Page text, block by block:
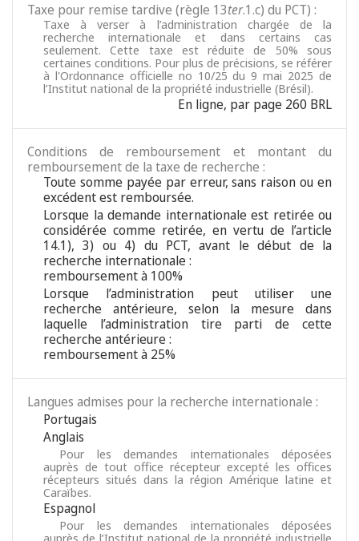
Taxe pour remise tardive (règle 13ter.1.c) du PCT) :
Taxe à verser à l’administration chargée de la
recherche internationale et dans certains cas
seulement. Cette taxe est réduite de 50% sous
certaines conditions. Pour plus de précisions, se référer
à l'Ordonnance officielle no 10/25 du 9 mai 2025 de
l’Institut national de la propriété industrielle (Brésil).
En ligne, par page 260 BRL
Conditions de remboursement et montant du
remboursement de la taxe de recherche :
Toute somme payée par erreur, sans raison ou en
excédent est remboursée.
Lorsque la demande internationale est retirée ou
considérée comme retirée, en vertu de l’article
14.1), 3) ou 4) du PCT, avant le début de la
recherche internationale :
remboursement à 100%
Lorsque l’administration peut utiliser une
recherche antérieure, selon la mesure dans
laquelle l’administration tire parti de cette
recherche antérieure :
remboursement à 25%
Langues admises pour la recherche internationale :
Portugais
Anglais
Pour les demandes internationales déposées
auprès de tout office récepteur excepté les offices
récepteurs situés dans la région Amérique latine et
Caraïbes.
Espagnol
Pour les demandes internationales déposées
auprès de l’Institut national de la propriété industrielle